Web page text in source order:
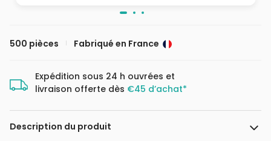
500 pièces Fabriqué en France
Expédition sous 24 h ouvrées et
livraison offerte dès €45 d’achat*
Description du produit